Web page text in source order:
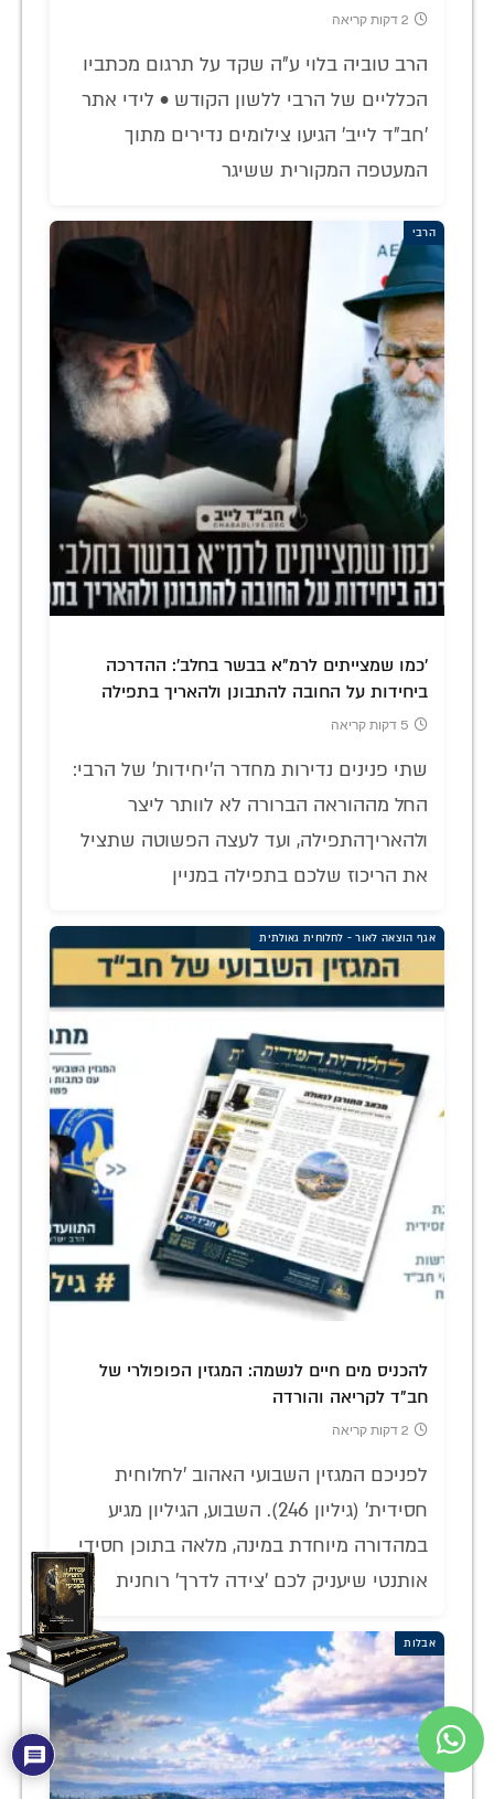
2 דקות קריאה
הרב טוביה בלוי ע"ה שקד על תרגום מכתביו
הכלליים של הרבי ללשון הקודש • לידי אתר
'חב"ד לייב' הגיעו צילומים נדירים מתוך
המעטפה המקורית ששיגר
הרבי
'כמו שמצייתים לרמ"א בבשר בחלב': ההדרכה
ביחידות על החובה להתבונן ולהאריך בתפילה
5 דקות קריאה
שתי פנינים נדירות מחדר ה'יחידות' של הרבי:
החל מההוראה הברורה לא לוותר ליצר
ולהאריךהתפילה, ועד לעצה הפשוטה שתציל
את הריכוז שלכם בתפילה במניין
אגף הוצאה לאור - לחלוחית גאולתית
להכניס מים חיים לנשמה: המגזין הפופולרי של
חב"ד לקריאה והורדה
2 דקות קריאה
לפניכם המגזין השבועי האהוב 'לחלוחית
חסידית' (גיליון 246). השבוע, הגיליון מגיע
במהדורה מיוחדת במינה, מלאה בתוכן חסידי
אותנטי שיעניק לכם 'צידה לדרך' רוחנית
אבלות